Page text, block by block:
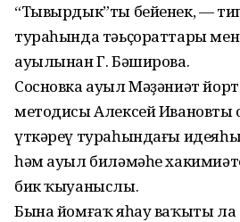
“Тывырдык”ты бейенек, —
тураһында тәьҫораттары
ауылынан Г. Бәширова.
Сосновка ауыл Мәҙәниәт
методисы Алексей
үткәреү тураһындағы
һәм ауыл биләмәһе
бик ҡыуаныслы.
Бына йомғаҡ яһау ваҡыты ла